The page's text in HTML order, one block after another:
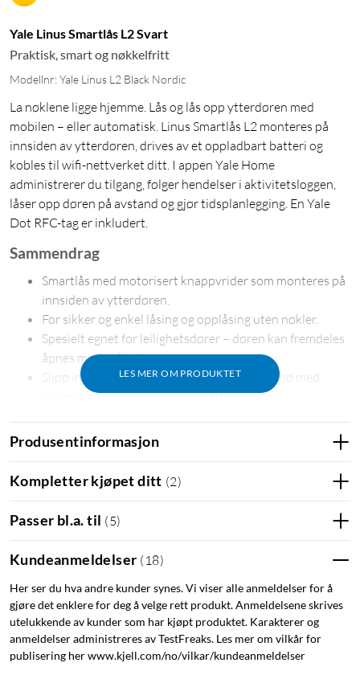
Yale Linus Smartlås L2 Svart
Praktisk, smart og nøkkelfritt
Modellnr: Yale Linus L2 Black Nordic
La nøklene ligge hjemme. Lås og lås opp ytterdøren med
mobilen – eller automatisk. Linus Smartlås L2 monteres på
innsiden av ytterdøren, drives av et oppladbart batteri og
kobles til wifi-nettverket ditt. I appen Yale Home
administrerer du tilgang, følger hendelser i aktivitetsloggen,
låser opp døren på avstand og gjør tidsplanlegging. En Yale
Dot RFC-tag er inkludert.
LES MER OM PRODUKTET
Sammendrag
Smartlås med motorisert knappvrider som monteres på
innsiden av ytterdøren.
For sikker og enkel låsing og opplåsing uten nøkler.
Spesielt egnet for leilighetsdører – døren kan fremdeles
åpnes med nøkkel.
Slipp inn postbud eller håndverker på avstand med
appen, og lås igjen når de har gått.
(krever ikke bro).
Har ny design og oppladbart batteri, og er sterkere,
stillere og dobbelt så rask.
Leveres med en Yale Dot, en NFC-tag for låsing og
opplåsing med mobiltelefonen.
Finnes i to farger, svart og sølv.
med Yale Home-appen.
Passer de fleste boligdører og erstatter bare vrideren på
innsiden – dørens sikkerhetsklassifisering beholdes.
Kan enkelt integreres med Yales andre
hjemmeprodukter som styres med samme Yale Home-
app.
Produsentinformasjon
Kompletter kjøpet ditt (2)
Passer bl.a. til (5)
Kundeanmeldelser ( 18)
Her ser du hva andre kunder synes. Vi viser alle anmeldelser for å
gjøre det enklere for deg å velge rett produkt. Anmeldelsene skrives
utelukkende av kunder som har kjøpt produktet. Karakterer og
anmeldelser administreres av TestFreaks. Les mer om vilkår for
publisering her www.kjell.com/no/vilkar/kundeanmeldelser